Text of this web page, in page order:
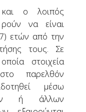
ο λοιπός
να είναι
ετών από την
τους. Σε
στοιχεία
παρελθόν
μέσω
ή άλλων